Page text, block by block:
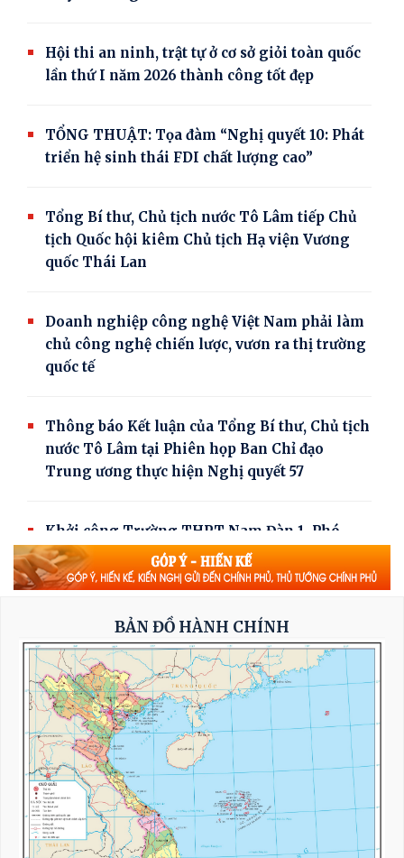
Hội thi an ninh, trật tự ở cơ sở giỏi toàn quốc
lần thứ I năm 2026 thành công tốt đẹp
TỔNG THUẬT: Tọa đàm “Nghị quyết 10: Phát
triển hệ sinh thái FDI chất lượng cao”
Tổng Bí thư, Chủ tịch nước Tô Lâm tiếp Chủ
tịch Quốc hội kiêm Chủ tịch Hạ viện Vương
quốc Thái Lan
Doanh nghiệp công nghệ Việt Nam phải làm
chủ công nghệ chiến lược, vươn ra thị trường
quốc tế
Thông báo Kết luận của Tổng Bí thư, Chủ tịch
nước Tô Lâm tại Phiên họp Ban Chỉ đạo
Trung ương thực hiện Nghị quyết 57
Khởi công Trường THPT Nam Đàn 1, Phó
Thủ tướng Phạm Thị Thanh Trà kỳ vọng môi
trường giáo dục chất lượng cao, nhân văn
Thủ tướng Lê Minh Hưng hội kiến Chủ tịch
Quốc hội Thái Lan
Thủ tướng Chính phủ tiếp Đại sứ Malaysia:
Sớm đưa kim ngạch thương mại song
phương đạt 20 tỷ USD
Phó Thủ tướng Thường trực Phạm Gia Túc:
Sửa đổi 3 luật trong lĩnh vực ngân hàng
BẢN ĐỒ HÀNH CHÍNH